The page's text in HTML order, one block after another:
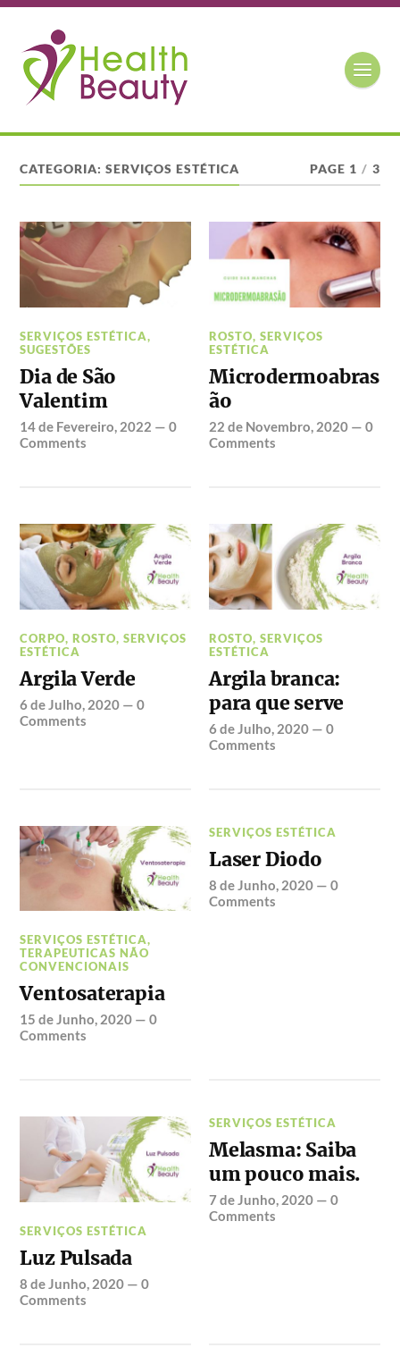
CATEGORIA:SERVIÇOS ESTÉTICA PAGE 1 / 3
SERVIÇOS ESTÉTICA,
SUGESTÕES
Dia de São
Valentim
14 de Fevereiro, 2022 —0
Comments
ROSTO,SERVIÇOS
ESTÉTICA
Microdermoabras
ão
22 de Novembro, 2020 —0
Comments
CORPO,ROSTO,SERVIÇOS
ESTÉTICA
Argila Verde
6 de Julho, 2020 —0
Comments
ROSTO,SERVIÇOS
ESTÉTICA
Argila branca:
para que serve
6 de Julho, 2020 —0
Comments
SERVIÇOS ESTÉTICA,
TERAPEUTICAS NÃO
CONVENCIONAIS
Ventosaterapia
15 de Junho, 2020 —0
Comments
SERVIÇOS ESTÉTICA
Laser Diodo
8 de Junho, 2020 —0
Comments
SERVIÇOS ESTÉTICA
Luz Pulsada
8 de Junho, 2020 —0
Comments
SERVIÇOS ESTÉTICA
Melasma: Saiba
um pouco mais.
7 de Junho, 2020 —0
Comments